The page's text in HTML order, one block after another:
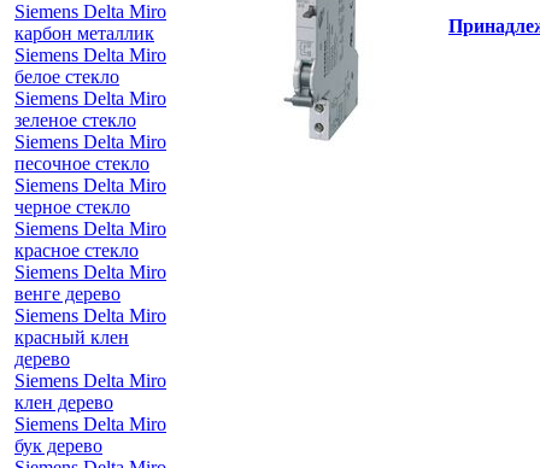
Siemens Delta Miro
карбон металлик
Siemens Delta Miro
белое стекло
Siemens Delta Miro
зеленое стекло
Siemens Delta Miro
песочное стекло
Siemens Delta Miro
черное стекло
Siemens Delta Miro
красное стекло
Siemens Delta Miro
венге дерево
Siemens Delta Miro
красный клен
дерево
Siemens Delta Miro
клен дерево
Siemens Delta Miro
бук дерево